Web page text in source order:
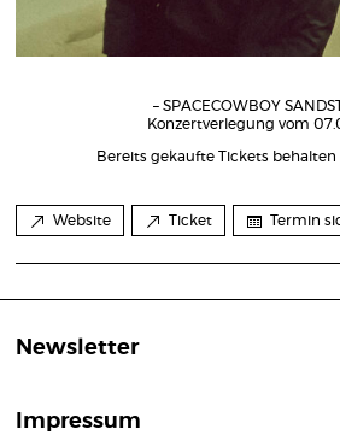
– SPACECOWBOY
Konzertverlegung vom
Bereits gekaufte Tickets behalten
Website Ticket Termin
Newsletter
Impressum